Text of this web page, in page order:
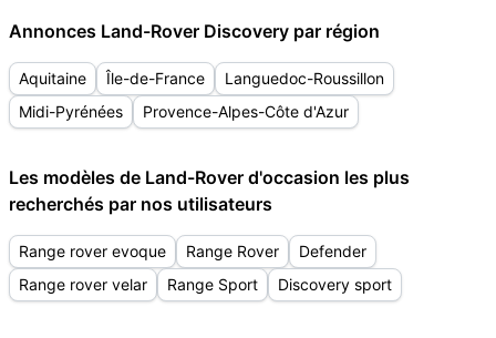
Annonces Land-Rover Discovery par région
Aquitaine Île-de-France
Languedoc-Roussillon
Midi-Pyrénées
Provence-Alpes-Côte d'Azur
Les modèles de Land-Rover d'occasion les plus
recherchés par nos utilisateurs
Range rover evoque Range Rover
Defender
Range rover velar
Range Sport Discovery sport